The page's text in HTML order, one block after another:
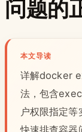
问题的
本文导读
详解docker
法，包含
户权限指定